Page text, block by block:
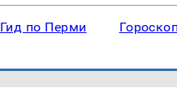
Гид по Перми